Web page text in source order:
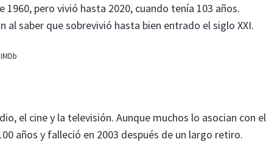
1960, pero vivió hasta 2020, cuando tenía 103 años.
saber que sobrevivió hasta bien entrado el siglo XXI.
IMDb
el cine y la televisión. Aunque muchos lo asocian con el
años y falleció en 2003 después de un largo retiro.